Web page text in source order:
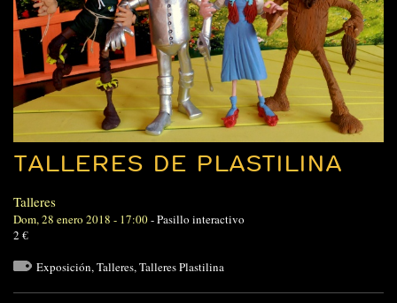
TALLERES DE PLASTILINA
Talleres
Dom, 28 enero 2018 - 17:00-Pasillo interactivo
2 €
Exposición,Talleres,Talleres Plastilina